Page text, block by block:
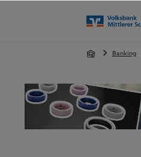
Banking